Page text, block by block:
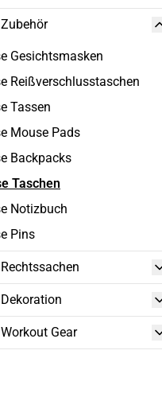
Gesichtsmasken
Reißverschlusstaschen
Tassen
Mouse Pads
Backpacks
Taschen
Notizbuch
Pins
Gear